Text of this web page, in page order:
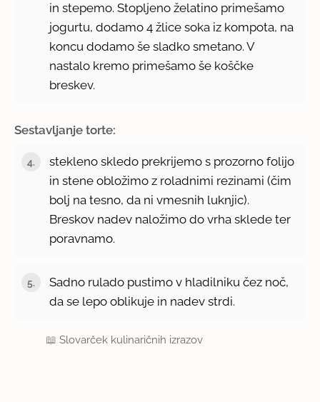
in stepemo. Stopljeno želatino primešamo
jogurtu, dodamo 4 žlice soka iz kompota, na
koncu dodamo še sladko smetano. V
nastalo kremo primešamo še koščke
breskev.
Sestavljanje torte:
stekleno skledo prekrijemo s prozorno folijo
in stene obložimo z roladnimi rezinami (čim
bolj na tesno, da ni vmesnih luknjic).
Breskov nadev naložimo do vrha sklede ter
poravnamo.
Sadno rulado pustimo v hladilniku čez noč,
da se lepo oblikuje in nadev strdi.
📖Slovarček kulinaričnih izrazov